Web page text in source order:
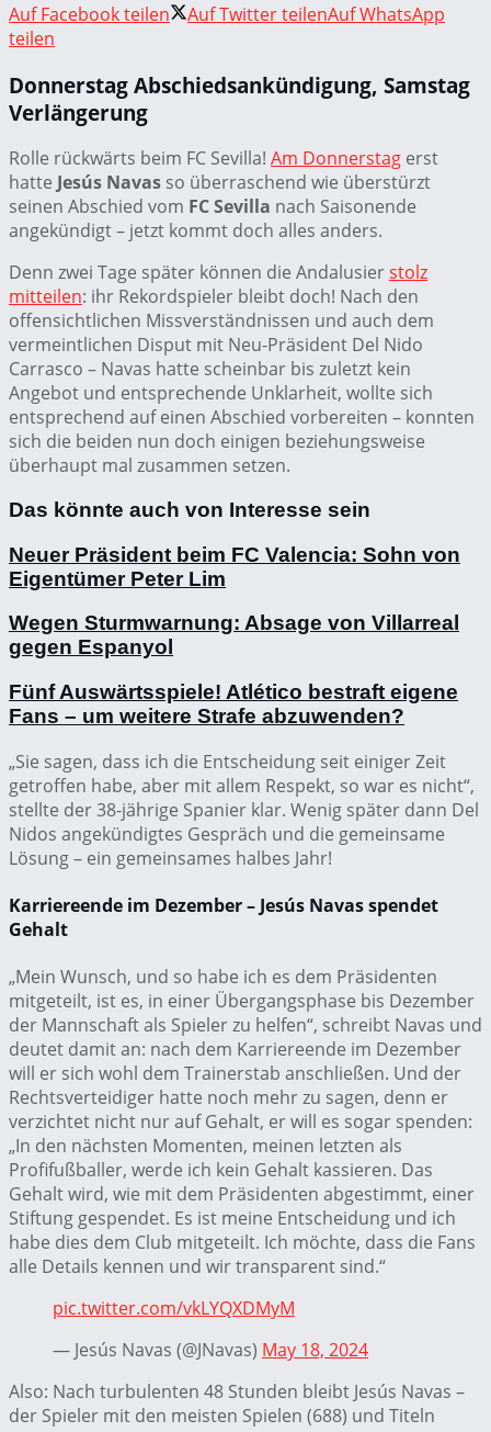
Auf Facebook teilen
Auf Twitter teilenAuf WhatsApp
teilen
Donnerstag Abschiedsankündigung, Samstag
Verlängerung
Rolle rückwärts beim FC Sevilla! Am Donnerstag erst
hatte Jesús Navas so überraschend wie überstürzt
seinen Abschied vom FC Sevilla nach Saisonende
angekündigt – jetzt kommt doch alles anders.
Denn zwei Tage später können die Andalusierstolz
mitteilen: ihr Rekordspieler bleibt doch! Nach den
offensichtlichen Missverständnissen und auch dem
vermeintlichen Disput mit Neu-Präsident Del Nido
Carrasco – Navas hatte scheinbar bis zuletzt kein
Angebot und entsprechende Unklarheit, wollte sich
entsprechend auf einen Abschied vorbereiten – konnten
sich die beiden nun doch einigen beziehungsweise
überhaupt mal zusammen setzen.
Das könnte auch von Interesse sein
Neuer Präsident beim FC Valencia: Sohn von
Eigentümer Peter Lim
Wegen Sturmwarnung: Absage von Villarreal
gegen Espanyol
Fünf Auswärtsspiele! Atlético bestraft eigene
Fans – um weitere Strafe abzuwenden?
„Sie sagen, dass ich die Entscheidung seit einiger Zeit
getroffen habe, aber mit allem Respekt, so war es nicht“,
stellte der 38-jährige Spanier klar. Wenig später dann Del
Nidos angekündigtes Gespräch und die gemeinsame
Lösung – ein gemeinsames halbes Jahr!
Karriereende im Dezember – Jesús Navas spendet
Gehalt
„Mein Wunsch, und so habe ich es dem Präsidenten
mitgeteilt, ist es, in einer Übergangsphase bis Dezember
der Mannschaft als Spieler zu helfen“, schreibt Navas und
deutet damit an: nach dem Karriereende im Dezember
will er sich wohl dem Trainerstab anschließen. Und der
Rechtsverteidiger hatte noch mehr zu sagen, denn er
verzichtet nicht nur auf Gehalt, er will es sogar spenden:
„In den nächsten Momenten, meinen letzten als
Profifußballer, werde ich kein Gehalt kassieren. Das
Gehalt wird, wie mit dem Präsidenten abgestimmt, einer
Stiftung gespendet. Es ist meine Entscheidung und ich
habe dies dem Club mitgeteilt. Ich möchte, dass die Fans
alle Details kennen und wir transparent sind.“
pic.twitter.com/vkLYQXDMyM
— Jesús Navas (@JNavas) May 18, 2024
Also: Nach turbulenten 48 Stunden bleibt Jesús Navas –
der Spieler mit den meisten Spielen (688) und Titeln